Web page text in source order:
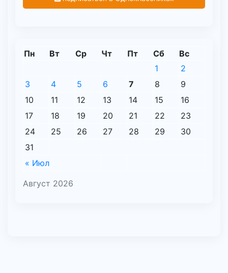
Август 2026
Пн Вт Ср Чт Пт Сб Вс
« Июл
1
2
3
4 5 6 7 8
9
10
11 12 13 14 15
16
17
18 19 20 21 22
23
24
25 26 27 28 29
30
31